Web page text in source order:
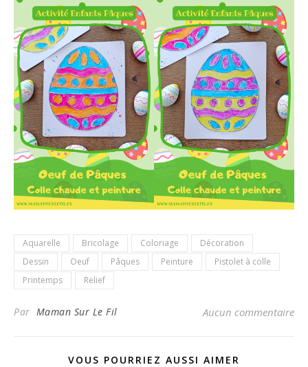
Aquarelle Bricolage Coloriage
Décoration
Dessin
Oeuf Pâques Peinture
Pistolet à colle
Printemps
Relief
Par Maman Sur Le Fil Aucun commentaire
VOUS POURRIEZ AUSSI AIMER